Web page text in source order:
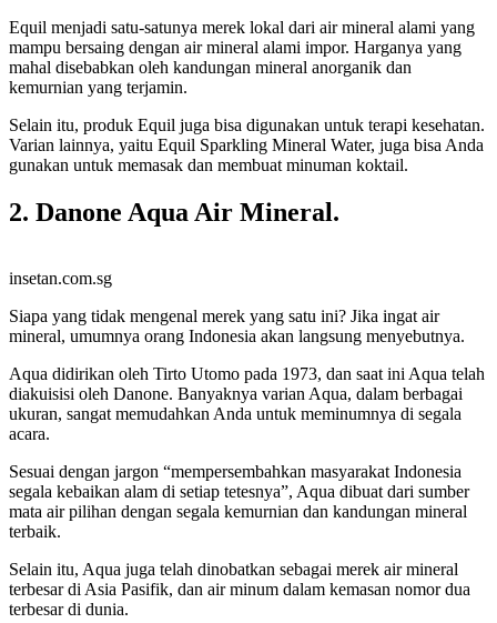
Equil menjadi satu-satunya merek lokal dari air mineral alami yang
mampu bersaing dengan air mineral alami impor. Harganya yang
mahal disebabkan oleh kandungan mineral anorganik dan
kemurnian yang terjamin.
Selain itu, produk Equil juga bisa digunakan untuk terapi kesehatan.
Varian lainnya, yaitu Equil Sparkling Mineral Water, juga bisa Anda
gunakan untuk memasak dan membuat minuman koktail.
2. Danone Aqua Air Mineral.
insetan.com.sg
Siapa yang tidak mengenal merek yang satu ini? Jika ingat air
mineral, umumnya orang Indonesia akan langsung menyebutnya.
Aqua didirikan oleh Tirto Utomo pada 1973, dan saat ini Aqua telah
diakuisisi oleh Danone. Banyaknya varian Aqua, dalam berbagai
ukuran, sangat memudahkan Anda untuk meminumnya di segala
acara.
Sesuai dengan jargon “mempersembahkan masyarakat Indonesia
segala kebaikan alam di setiap tetesnya”, Aqua dibuat dari sumber
mata air pilihan dengan segala kemurnian dan kandungan mineral
terbaik.
Selain itu, Aqua juga telah dinobatkan sebagai merek air mineral
terbesar di Asia Pasifik, dan air minum dalam kemasan nomor dua
terbesar di dunia.